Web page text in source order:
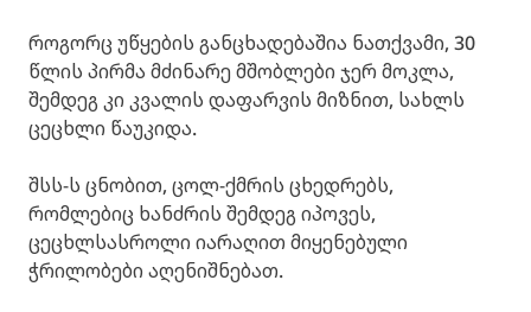
როგორც უწყების განცხადებაშია ნათქვამი, 30
წლის პირმა მძინარე მშობლები ჯერ მოკლა,
შემდეგ კი კვალის დაფარვის მიზნით, სახლს
ცეცხლი წაუკიდა.
შსს-ს ცნობით, ცოლ-ქმრის ცხედრებს,
რომლებიც ხანძრის შემდეგ იპოვეს,
ცეცხლსასროლი იარაღით მიყენებული
ჭრილობები აღენიშნებათ.